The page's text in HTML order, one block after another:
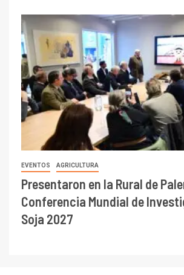
EVENTOS AGRICULTURA
Presentaron en la Rural de
Conferencia Mundial de
Soja 2027